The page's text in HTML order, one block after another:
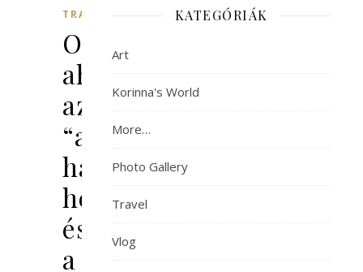
TRAVEL
Ott
ahol
az
“alpesi”
havas
hegyek
és
a
KATEGÓRIÁK
Art
Korinna's World
More…
Photo Gallery
Travel
Vlog